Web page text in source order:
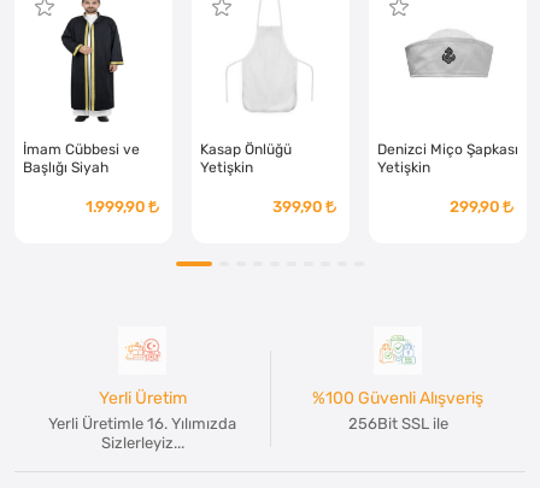
İmam Cübbesi ve
Başlığı Siyah
1.999,90
Kasap Önlüğü
Yetişkin
399,90
Denizci Miço Şapkası
Yetişkin
299,90
Yerli Üretim
Yerli Üretimle 16. Yılımızda
Sizlerleyiz...
%100 Güvenli Alışveriş
256Bit SSL ile